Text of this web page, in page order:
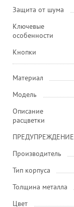
Защита от шума
Ключевые
особенности
Кнопки
Материал
Модель
Описание
расцветки
ПРЕДУПРЕЖДЕНИЕ
Производитель
Тип корпуса
Толщина металла
Цвет